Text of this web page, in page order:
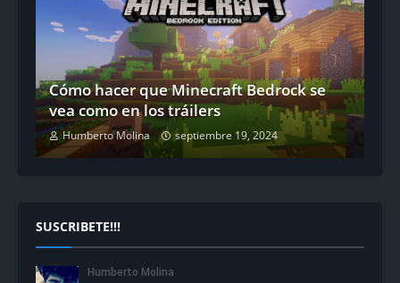
Cómo hacer que Minecraft Bedrock se
vea como en los tráilers
Humberto Molina septiembre 19, 2024
SUSCRIBETE!!!